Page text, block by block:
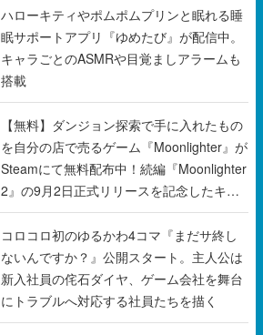
ハローキティやポムポムプリンと眠れる睡
眠サポートアプリ『ゆめたび』が配信中。
キャラごとのASMRや目覚ましアラームも
搭載
【無料】ダンジョン探索で手に入れたもの
を自分の店で売るゲーム『Moonlighter』が
Steamにて無料配布中！続編『Moonlighter
2』の9月2日正式リリースを記念したキャ
ンペーン
コロコロ初のゆるかわ4コマ『まだサ終し
ないんですか？』公開スタート。主人公は
新入社員の侘石ダイヤ、ゲーム会社を舞台
にトラブルへ対応する社員たちを描く